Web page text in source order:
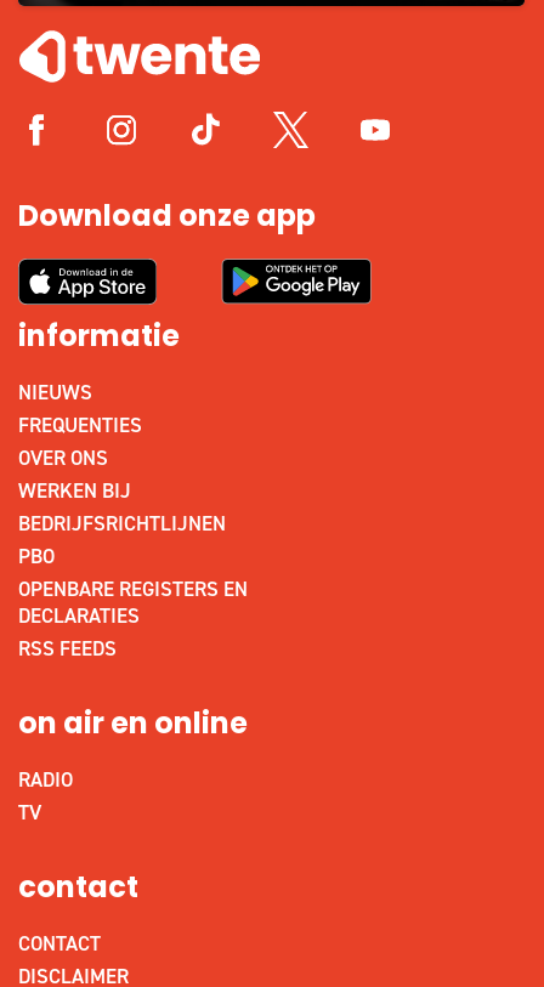
Download onze app
informatie
NIEUWS
FREQUENTIES
OVER ONS
WERKEN BIJ
BEDRIJFSRICHTLIJNEN
PBO
OPENBARE REGISTERS EN
DECLARATIES
RSS FEEDS
on air en online
RADIO
TV
contact
CONTACT
DISCLAIMER